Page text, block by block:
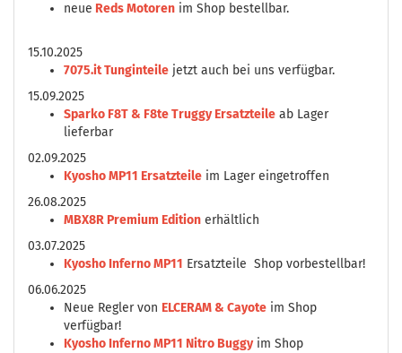
neue Reds Motoren im Shop bestellbar.
15.10.2025
7075.it Tunginteile jetzt auch bei uns verfügbar.
15.09.2025
Sparko F8T & F8te Truggy Ersatzteile ab Lager
lieferbar
02.09.2025
Kyosho MP11 Ersatzteile im Lager eingetroffen
26.08.2025
MBX8R Premium Edition erhältlich
03.07.2025
Kyosho Inferno MP11 Ersatzteile Shop vorbestellbar!
06.06.2025
Neue Regler von ELCERAM & Cayote im Shop
verfügbar!
Kyosho Inferno MP11 Nitro Buggyim Shop